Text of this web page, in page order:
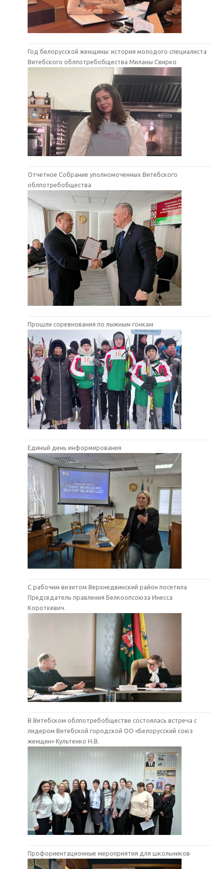
Год белорусской женщины: история молодого специалиста
Витебского облпотребобщества Миланы Свирко
Отчетное Собрание уполномоченных Витебского
облпотребобщества
Прошли соревнования по лыжным гонкам
Единый день информирования
С рабочим визитом Верхнедвинский район посетила
Председатель правления Белкоопсоюза Инесса
Короткевич.
В Витебском облпотребобществе состоялась встреча с
лидером Витебской городской ОО «Белорусский союз
женщин» Культенко Н.В.
Профориентационные мероприятия для школьников